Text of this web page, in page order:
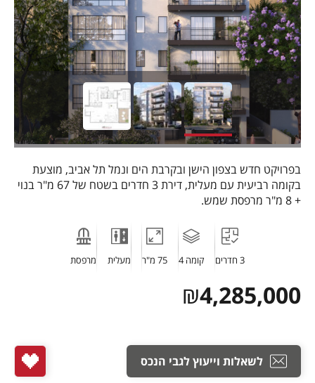
בפרויקט חדש בצפון הישן ובקרבת הים ונמל תל אביב, מוצעת
בקומה רביעית עם מעלית, דירת 3 חדרים בשטח של 67 מ"ר בנוי
+ 8 מ"ר מרפסת שמש.
3 חדרים קומה 4 75 מ"ר מעלית מרפסת
4,285,000
₪
לשאלות וייעוץ לגבי הנכס